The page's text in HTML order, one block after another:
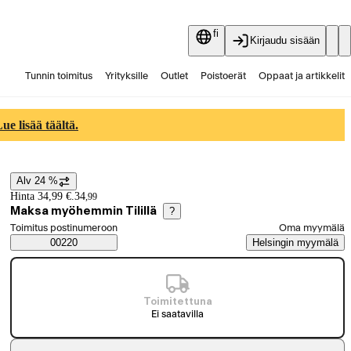
fi
Kirjaudu sisään
Tunnin toimitus Yrityksille Outlet Poistoerät Oppaat ja artikkelit
lisää täältä.
Hintatiedot
Alv 24 %
Hinta 34,99 €.34,99
Maksa myöhemmin Tilillä ?
Saatavuustiedot
Valitse tilaustapa
Toimitus postinumeroon
00220
Oma myymälä
Helsingin myymälä
Toimitettuna
Ei saatavilla